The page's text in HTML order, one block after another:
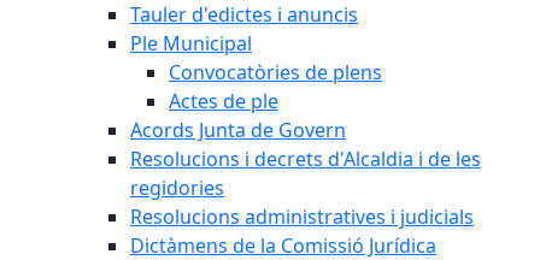
Tauler d'edictes i anuncis
Ple Municipal
Convocatòries de plens
Actes de ple
Acords Junta de Govern
Resolucions i decrets d'Alcaldia i de les
regidories
Resolucions administratives i judicials
Dictàmens de la Comissió Jurídica